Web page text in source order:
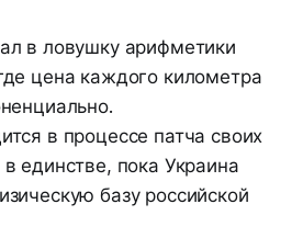
в ловушку арифметики
цена каждого километра
в процессе патча своих
единстве, пока Украина
базу российской